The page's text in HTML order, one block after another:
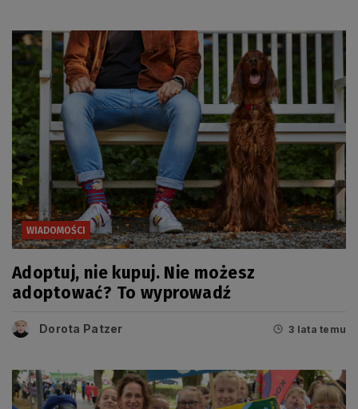
WIADOMOŚCI
Adoptuj, nie kupuj. Nie możesz
adoptować? To wyprowadź
Dorota Patzer 3 lata temu